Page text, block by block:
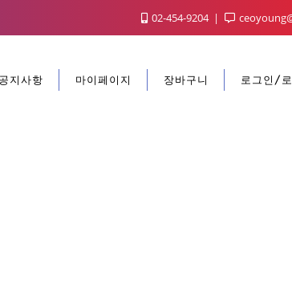
02-454-9204
공지사항 마이페이지 장바구니 로그인/